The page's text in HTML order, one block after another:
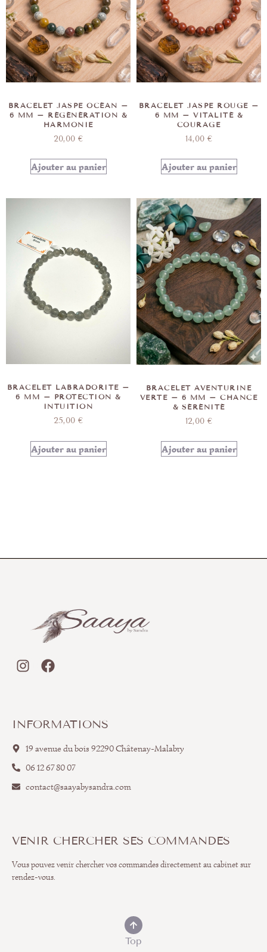
BRACELET JASPE OCÉAN –
6 MM – RÉGÉNÉRATION &
HARMONIE
20,00 €
Ajouter au panier
BRACELET JASPE ROUGE –
6 MM – VITALITÉ &
COURAGE
14,00 €
Ajouter au panier
BRACELET LABRADORITE –
6 MM – PROTECTION &
INTUITION
25,00 €
Ajouter au panier
BRACELET AVENTURINE
VERTE – 6 MM – CHANCE
& SÉRÉNITÉ
12,00 €
Ajouter au panier
INFORMATIONS
19 avenue du bois 92290 Châtenay-Malabry
06 12 67 80 07
contact@saayabysandra.com
VENIR CHERCHER SES COMMANDES
Vous pouvez venir chercher vos commandes directement au cabinet sur
rendez-vous.
Top